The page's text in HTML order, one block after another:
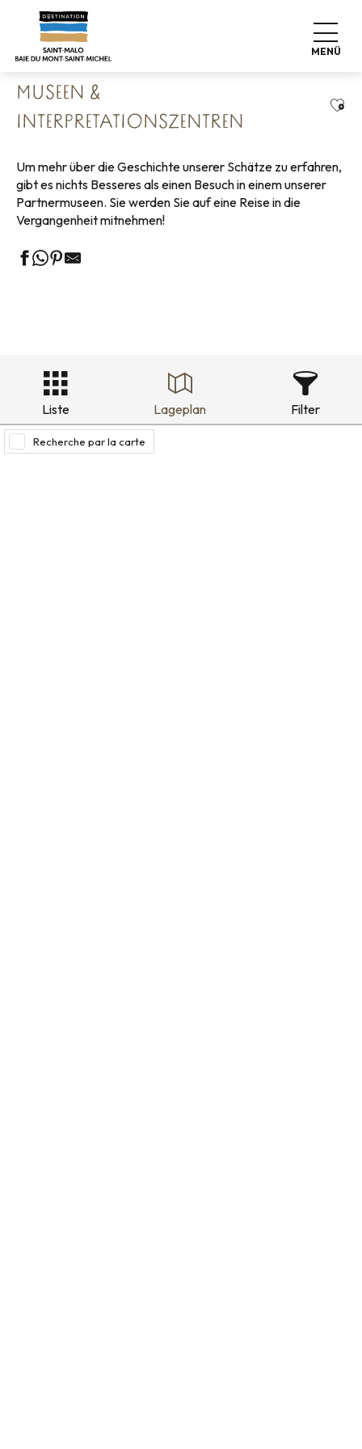
contenu
MENÜ
Startseite
Sehenswürdigkeiten
Kultur & Kulturerbe
Museen & Interpretationszentren
MUSEEN &
INTERPRETATIONSZENTREN
Um mehr über die Geschichte unserer Schätze zu erfahren,
gibt es nichts Besseres als einen Besuch in einem unserer
Partnermuseen. Sie werden Sie auf eine Reise in die
Vergangenheit mitnehmen!
Liste Lageplan Filter
Recherche par la carte